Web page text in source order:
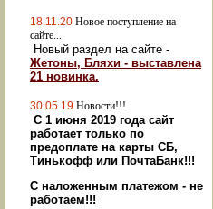
18.11.20 Новое поступление на
сайте...
Новый раздел на сайте -
Жетоны, Бляхи - выставлена
21 новинка.
30.05.19 Новости!!!
С 1 июня 2019 года сайт
работает только по
предоплате на карты СБ,
Тинькофф или ПочтаБанк!!!
С наложенным платежом - не
работаем!!!